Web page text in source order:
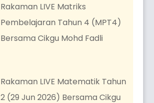
Rakaman LIVE Matriks
Pembelajaran Tahun 4 (MPT4)
Bersama Cikgu Mohd Fadli
Rakaman LIVE Matematik Tahun
2 (29 Jun 2026) Bersama Cikgu